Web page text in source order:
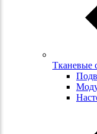
Тканевые